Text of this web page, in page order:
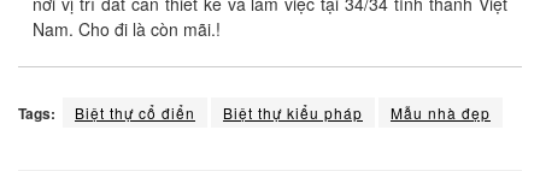
Nam. Cho đi là còn mãi.!
Tags: Biệt thự cổ điển Biệt thự kiểu pháp Mẫu nhà đẹp